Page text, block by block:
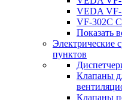
VEDA VF-
VF-302C
Показать
Электрические
пунктов
Клапаны
Клапаны